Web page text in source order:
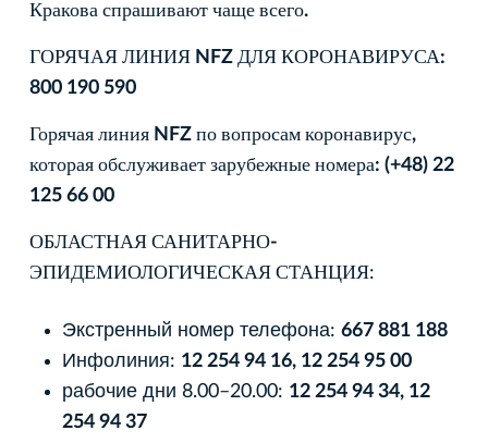
Кракова спрашивают чаще всего.
ГОРЯЧАЯ ЛИНИЯ NFZ ДЛЯ КОРОНАВИРУСА:
800 190 590
Горячая линия NFZ по вопросам коронавирус,
которая обслуживает зарубежные номера: (+48) 22
125 66 00
ОБЛАСТНАЯ САНИТАРНО-
ЭПИДЕМИОЛОГИЧЕСКАЯ СТАНЦИЯ:
Экстренный номер телефона: 667 881 188
Инфолиния: 12 254 94 16, 12 254 95 00
рабочие дни 8.00–20.00: 12 254 94 34, 12
254 94 37